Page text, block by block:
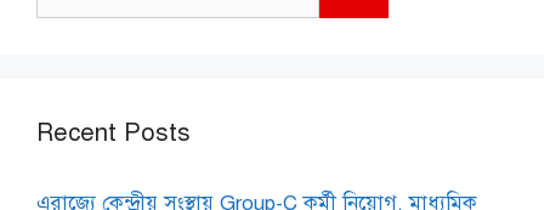
Recent Posts
এরাজ্যে কেন্দ্রীয় সংস্থায় Group-C কর্মী নিয়োগ, মাধ্যমিক